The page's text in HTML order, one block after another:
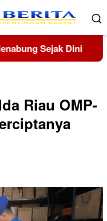
Laka Lantas, Satlantas
Riau OMP-